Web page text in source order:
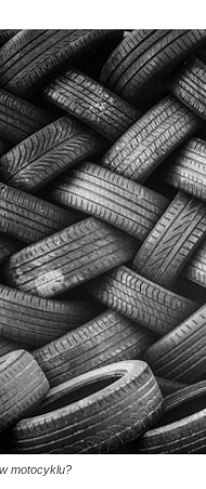
motocyklu?